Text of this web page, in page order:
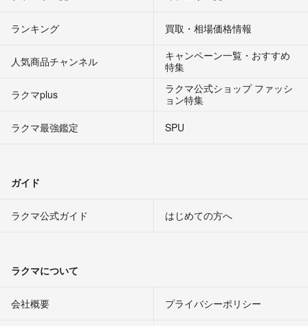
ランキング 買取・相場価格情報
人気商品チャンネル
キャンペーン一覧・おすすめ
特集
ラクマplus
ラクマ公式ショップ ファッシ
ョン特集
ラクマ最強鑑定
SPU
ガイド
ラクマ公式ガイド はじめての方へ
ラクマについて
会社概要 プライバシーポリシー